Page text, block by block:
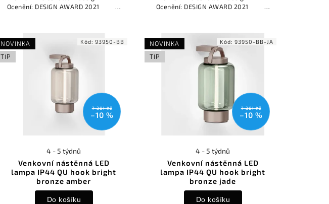
Ocenění: DESIGN AWARD 2021
Ocenění: DESIGN AWARD 2021
NOVINKA
TIP
7 381 Kč
–10 %
Venkovní nástěnná LED
lampa IP44 QU hook bright
bronze amber
4 - 5 týdnů
Do košíku
Kód:93950-BB
NOVINKA
TIP
7 381 Kč
–10 %
Venkovní nástěnná LED
lampa IP44 QU hook bright
bronze jade
4 - 5 týdnů
Do košíku
Kód:93950-BB-JA